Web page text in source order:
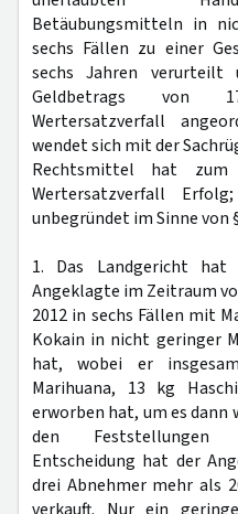
Betäubungsmitteln in
sechs Fällen zu einer
sechs Jahren verurteilt
Geldbetrags von
Wertersatzverfall
wendet sich mit der
Rechtsmittel hat zum
Wertersatzverfall
unbegründet im Sinne von
1. Das Landgericht
Angeklagte im Zeitraum
2012 in sechs Fällen mit
Kokain in nicht geringer
hat, wobei er
Marihuana, 13 kg
erworben hat, um es dann
den Feststellungen
Entscheidung hat der
drei Abnehmer mehr als